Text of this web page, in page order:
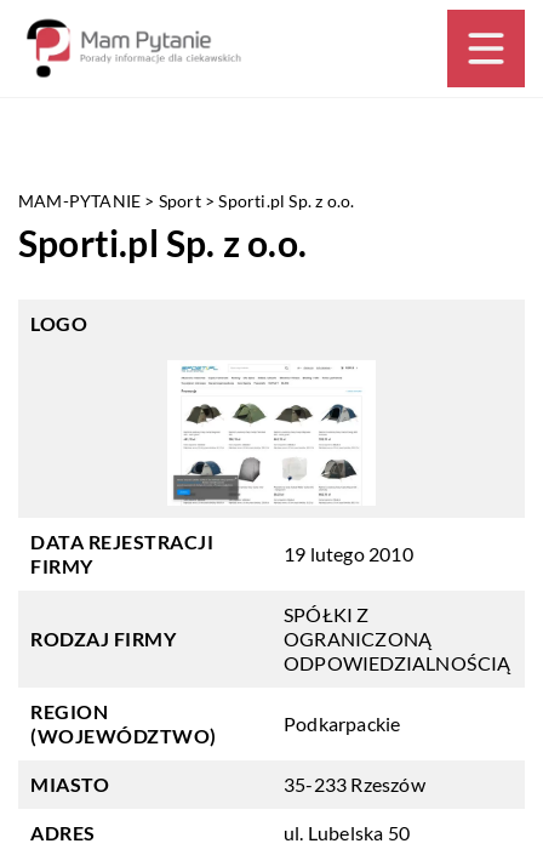
MAM-PYTANIE > Sport>Sporti.pl Sp. z o.o.
Sporti.pl Sp. z o.o.
LOGO
DATA REJESTRACJI
FIRMY
19 lutego 2010
RODZAJ FIRMY
SPÓŁKI Z
OGRANICZONĄ
ODPOWIEDZIALNOŚCIĄ
REGION
(WOJEWÓDZTWO)
Podkarpackie
MIASTO 35-233 Rzeszów
ADRES ul. Lubelska 50